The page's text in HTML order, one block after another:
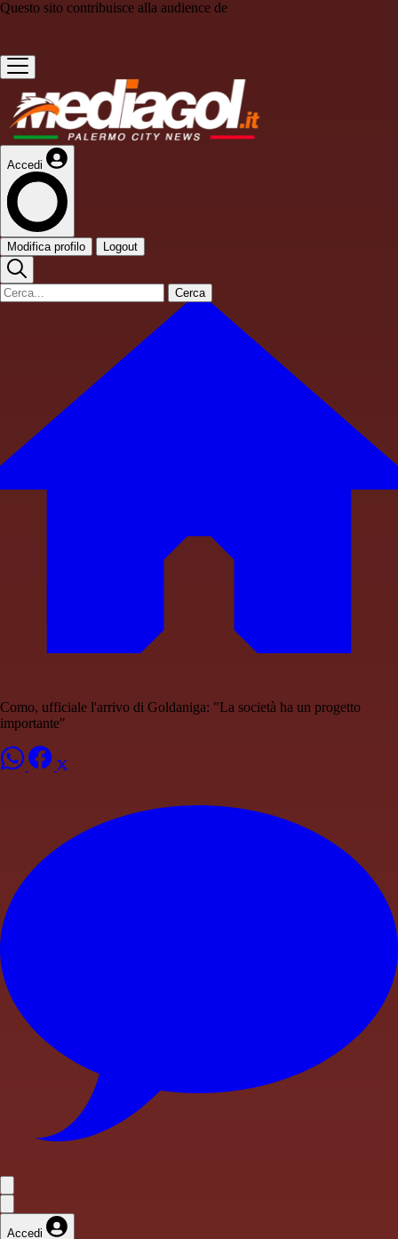
Questo sito contribuisce alla audience de
Accedi
Modifica profilo Logout
Cerca
Como, ufficiale l'arrivo di Goldaniga: "La società ha un progetto
importante"
Accedi